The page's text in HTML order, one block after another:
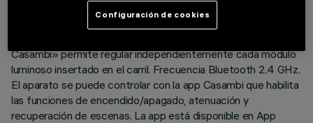
adaptador para instalación en carril Superrail LV. El adaptador
de material termoplástico incluye el circuito driver DC/DC
Casambi» permite regular independientemente cada módulo
luminoso insertado en el carril. Frecuencia Bluetooth 2.4 GHz.
El aparato se puede controlar con la app Casambi que habilita
las funciones de encendido/apagado, atenuación y
recuperación de escenas. La app está disponible en App
Configuración de cookies